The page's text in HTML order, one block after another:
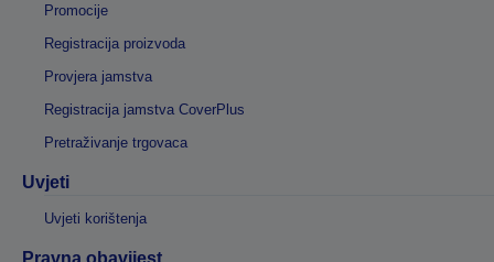
Promocije
Registracija proizvoda
Provjera jamstva
Registracija jamstva CoverPlus
Pretraživanje trgovaca
Uvjeti
Uvjeti korištenja
Pravna obavijest